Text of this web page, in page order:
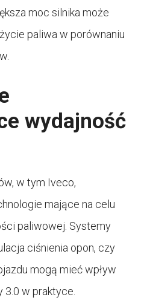
moc silnika może
paliwa w porównaniu
wydajność
w tym Iveco,
mające na celu
paliwowej. Systemy
ciśnienia opon, czy
mogą mieć wpływ
3.0 w praktyce.